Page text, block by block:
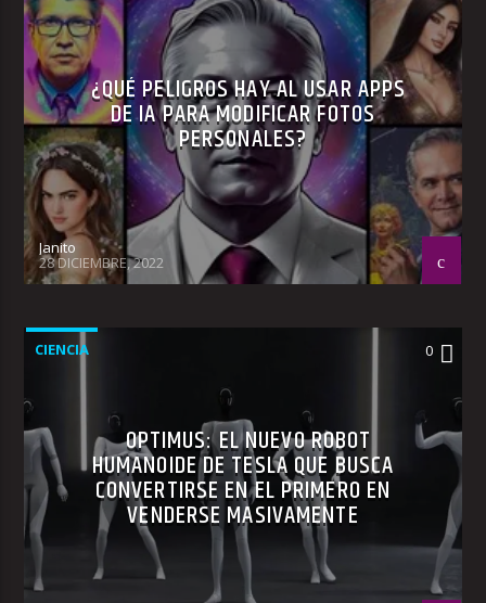
¿QUÉ PELIGROS HAY AL USAR APPS
DE IA PARA MODIFICAR FOTOS
PERSONALES?
Janito
28 DICIEMBRE, 2022
CIENCIA 0
OPTIMUS: EL NUEVO ROBOT
HUMANOIDE DE TESLA QUE BUSCA
CONVERTIRSE EN EL PRIMERO EN
VENDERSE MASIVAMENTE